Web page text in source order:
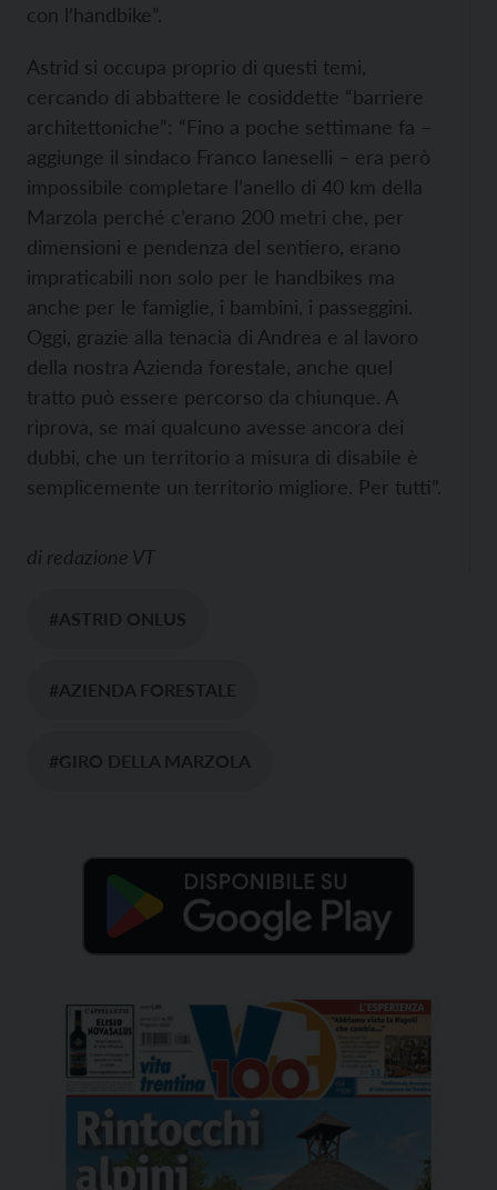
con l’handbike”.
Astrid si occupa proprio di questi temi,
cercando di abbattere le cosiddette “barriere
architettoniche”: “Fino a poche settimane fa –
aggiunge il sindaco Franco Ianeselli – era però
impossibile completare l’anello di 40 km della
Marzola perché c’erano 200 metri che, per
dimensioni e pendenza del sentiero, erano
impraticabili non solo per le handbikes ma
anche per le famiglie, i bambini, i passeggini.
Oggi, grazie alla tenacia di Andrea e al lavoro
della nostra Azienda forestale, anche quel
tratto può essere percorso da chiunque. A
riprova, se mai qualcuno avesse ancora dei
dubbi, che un territorio a misura di disabile è
semplicemente un territorio migliore. Per tutti”.
di redazione VT
#ASTRID ONLUS
#AZIENDA FORESTALE
#GIRO DELLA MARZOLA